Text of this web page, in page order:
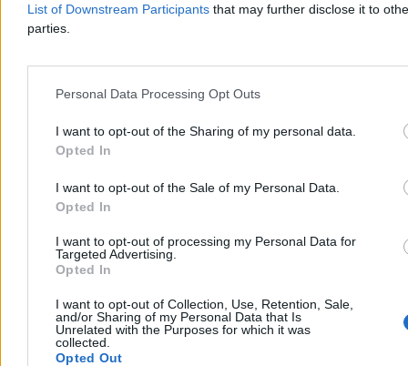
List of Downstream Participants that may further disclose it to
parties.
Personal Data Processing Opt Outs
I want to opt-out of the Sharing of my personal data.
Opted In
I want to opt-out of the Sale of my Personal Data.
Opted In
I want to opt-out of processing my Personal Data for
Targeted Advertising.
Opted In
I want to opt-out of Collection, Use, Retention, Sale,
and/or Sharing of my Personal Data that Is
Unrelated with the Purposes for which it was
collected.
Opted Out
W ciągu kilku miesięcy zostanie zaprezentowana „prezydencka
strategia rozwoju”. Jej powstanie zapowiedział Karol Nawrocki w
prezydentury. – Wierzę głęboko, że stanie się punktem odniesienia
dla najbliższej kampanii parlamentarnej – powiedział.
Krzysztof Jabłonowski